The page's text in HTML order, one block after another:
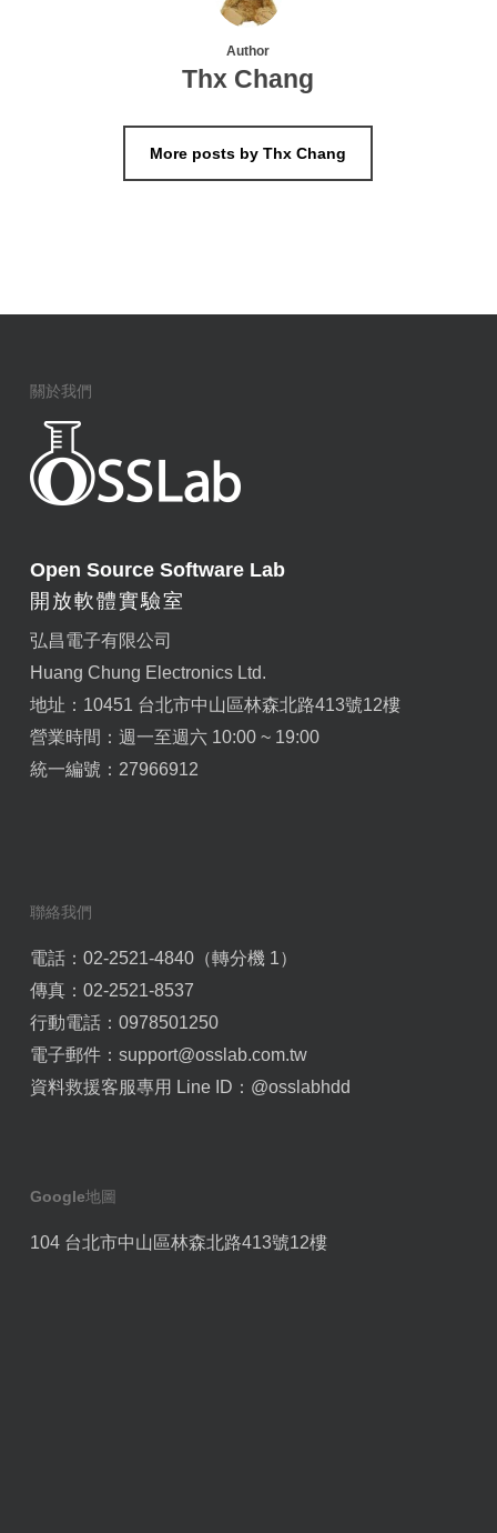
Author
Thx Chang
More posts by Thx Chang
關於我們
Open Source Software Lab
開放軟體實驗室
弘昌電子有限公司
Huang Chung Electronics Ltd.
地址：10451 台北市中山區林森北路413號12樓
營業時間：週一至週六 10:00 ~ 19:00
統一編號：27966912
聯絡我們
電話：02-2521-4840（轉分機 1）
傳真：02-2521-8537
行動電話：0978501250
電子郵件： support@osslab.com.tw
資料救援客服專用 Line ID： @osslabhdd
Google地圖
104 台北市中山區林森北路413號12樓